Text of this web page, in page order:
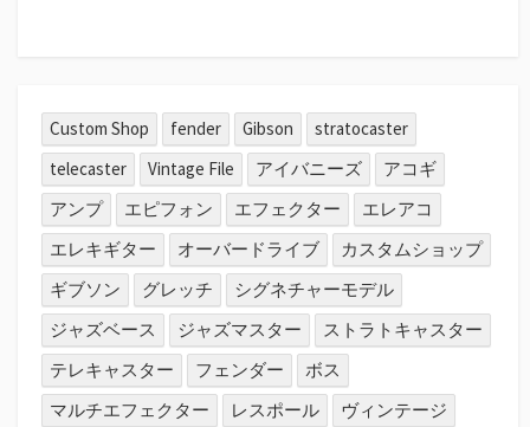
Custom Shop fender Gibson
stratocaster
telecaster
Vintage File アイバニーズ
アコギ
アンプ
エピフォン エフェクター
エレアコ
エレキギター
オーバードライブ
カスタムショップ
ギブソン
グレッチ
シグネチャーモデル
ジャズベース
ジャズマスター
ストラトキャスター
テレキャスター
フェンダー
ボス
マルチエフェクター
レスポール
ヴィンテージ